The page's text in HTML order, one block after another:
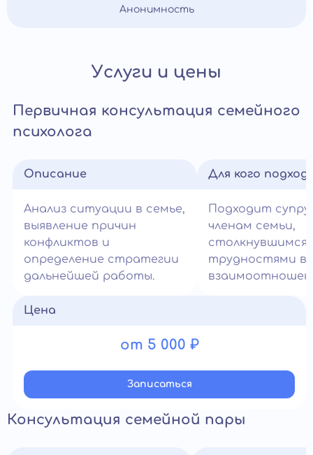
Анонимность
Услуги и цены
Первичная консультация семейного
психолога
Описание
Анализ ситуации в семье,
выявление причин
конфликтов и
определение стратегии
дальнейшей работы.
Для кого
Подходит
членам семьи,
столкнувшимся
трудностями
Цена
от 5 000 ₽
Записатьcя
Консультация семейной пары